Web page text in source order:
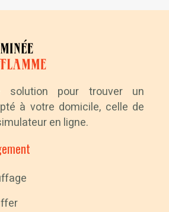
pour trouver un
à votre domicile, celle de
en ligne.